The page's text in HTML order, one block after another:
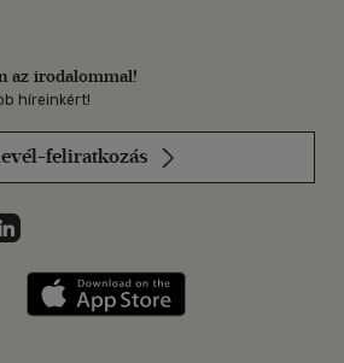
az irodalommal!
híreinkért!
feliratkozás
on
az Instagramon
Libri a LinkedInen
Libri applikáció Szerezd meg: Google